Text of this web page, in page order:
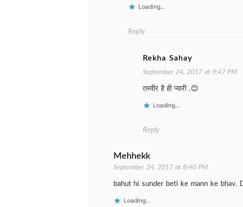
Loading...
Reply
Rekha Sahay
September 24, 2017 at 9:47 PM
तस्वीर है ही प्यारी .😊
Loading...
Reply
Mehhekk
September 24, 2017 at 8:40 PM
bahut hi sunder beti ke mann ke bhav.
Loading...